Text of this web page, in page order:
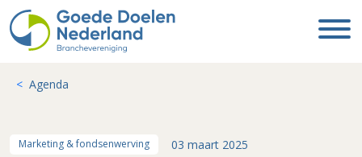
Agenda
Marketing & fondsenwerving 03 maart 2025